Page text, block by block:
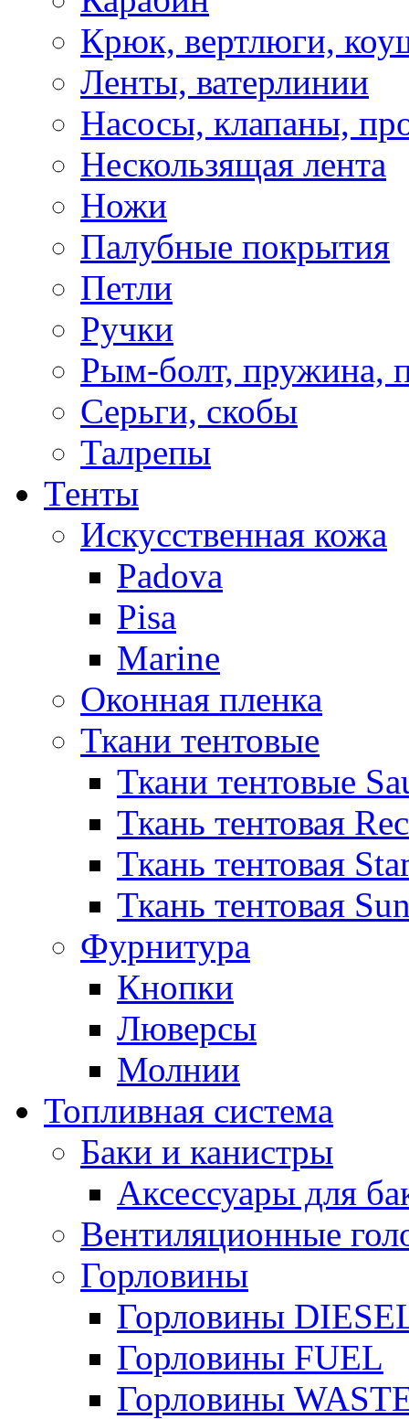
Крюк, вертлюги,
Ленты, ватерлинии
Насосы, клапаны,
Нескользящая лента
Ножи
Палубные покрытия
Петли
Ручки
Рым-болт, пружина,
Серьги, скобы
Талрепы
Тенты
Искусственная кожа
Padova
Pisa
Marine
Оконная пленка
Ткани тентовые
Ткани тентовые
Ткань тентовая
Ткань тентовая
Ткань тентовая
Фурнитура
Кнопки
Люверсы
Молнии
Топливная система
Баки и канистры
Аксессуары для
Вентиляционные
Горловины
Горловины
Горловины FUEL
Горловины